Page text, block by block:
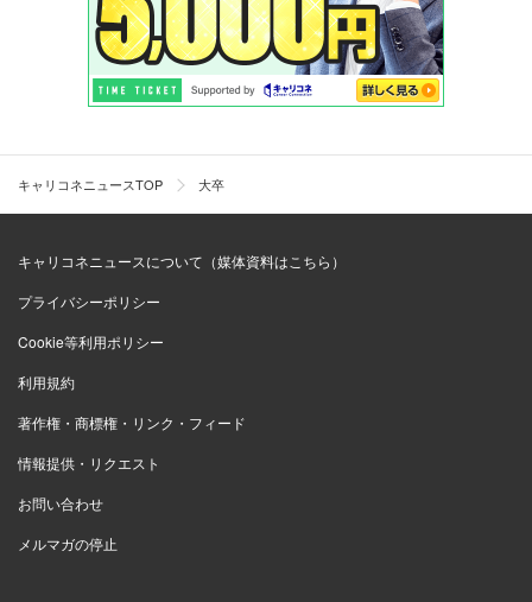
キャリコネニュースTOP 大卒
キャリコネニュースについて（媒体資料はこちら）
プライバシーポリシー
Cookie等利用ポリシー
利用規約
著作権・商標権・リンク・フィード
情報提供・リクエスト
お問い合わせ
メルマガの停止